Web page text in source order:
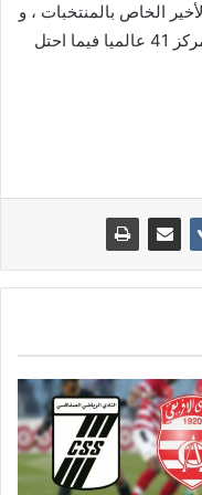
الخاص بالمنتخبات ، و
حافظ المنتخب الوطني التونسي على المركز 41 عالميا فيما احتل